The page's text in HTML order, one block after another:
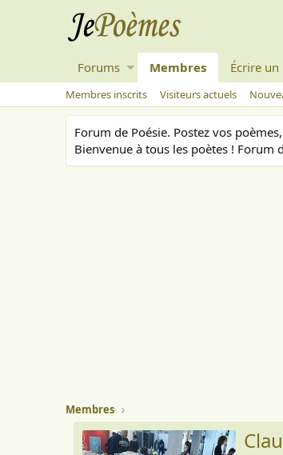
Forums Membres Écrire
Membres inscrits Visiteurs actuels
Forum de Poésie. Postez vos
Bienvenue à tous les poètes ! Forum
Membres